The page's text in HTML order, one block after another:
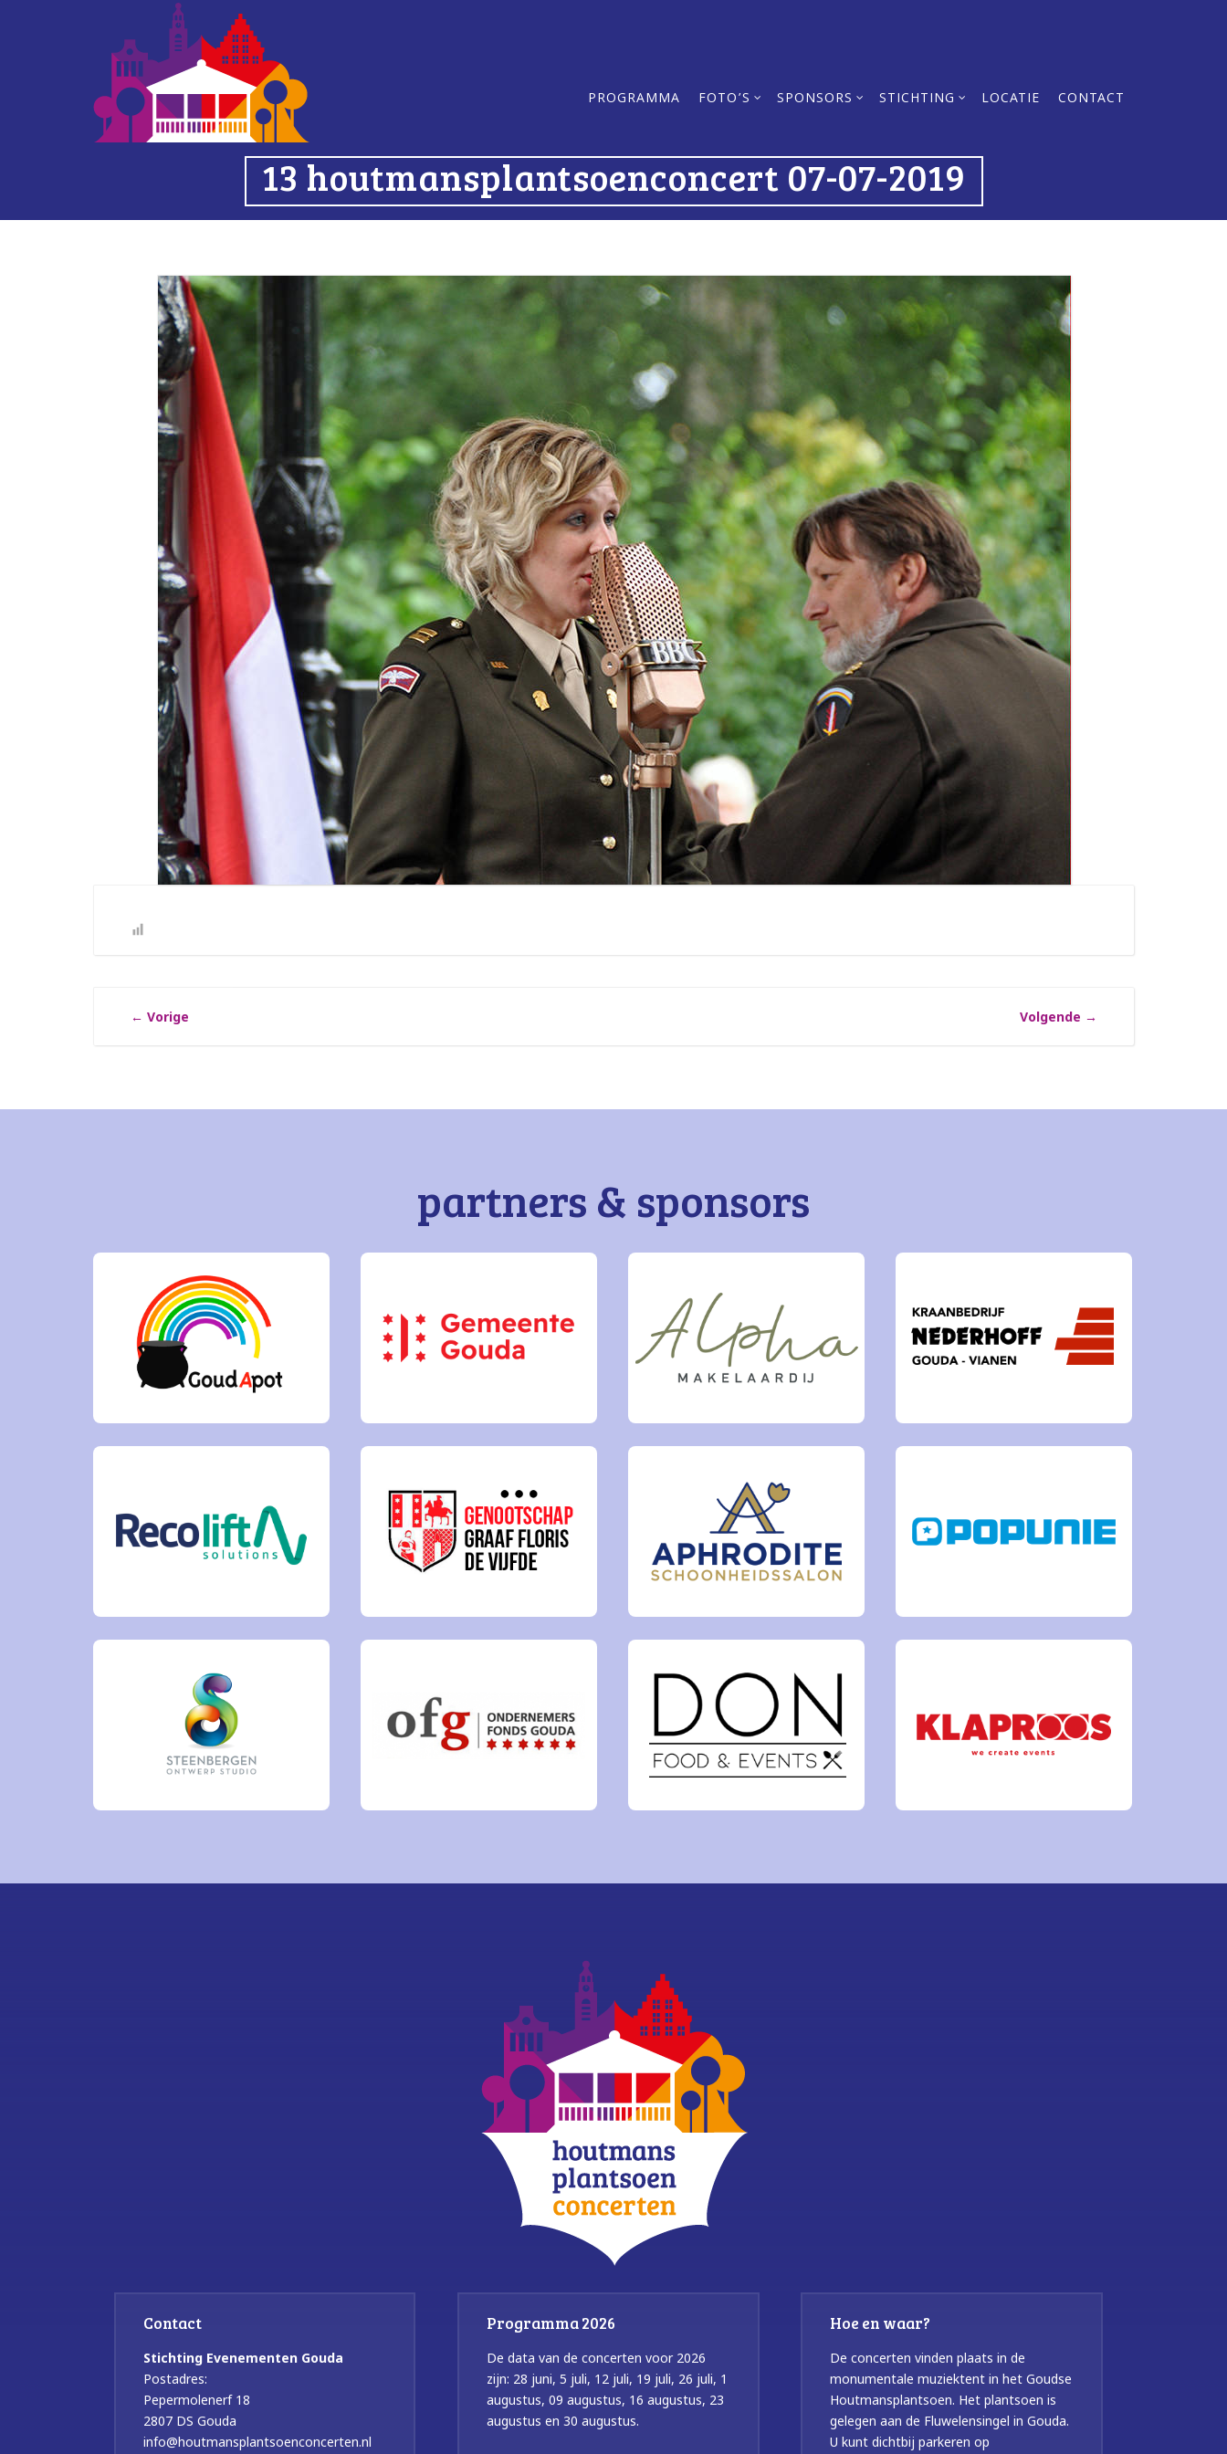
PROGRAMMA FOTO’S SPONSORS STICHTING LOCATIE CONTACT
13 houtmansplantsoenconcert 07-07-2019
← Vorige Volgende →
partners & sponsors
Contact
Stichting Evenementen Gouda
Postadres:
Pepermolenerf 18
2807 DS Gouda
info@houtmansplantsoenconcerten.nl
Programma 2026
De data van de concerten voor 2026
zijn: 28 juni, 5 juli, 12 juli, 19 juli, 26 juli, 1
augustus, 09 augustus, 16 augustus, 23
augustus en 30 augustus.
Hoe en waar?
De concerten vinden plaats in de
monumentale muziektent in het Goudse
Houtmansplantsoen. Het plantsoen is
gelegen aan de Fluwelensingel in Gouda.
U kunt dichtbij parkeren op